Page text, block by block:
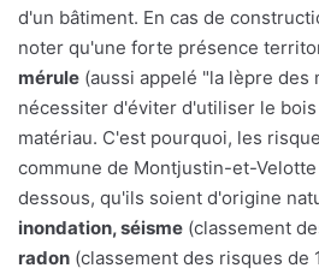
d'un bâtiment. En cas de
noter qu'une forte présence
mérule (aussi appelé "la lèpre des
nécessiter d'éviter d'utiliser le
matériau. C'est pourquoi, les
commune de Montjustin-et-
dessous, qu'ils soient d'origine
inondation, séisme (classement
radon (classement des risques de